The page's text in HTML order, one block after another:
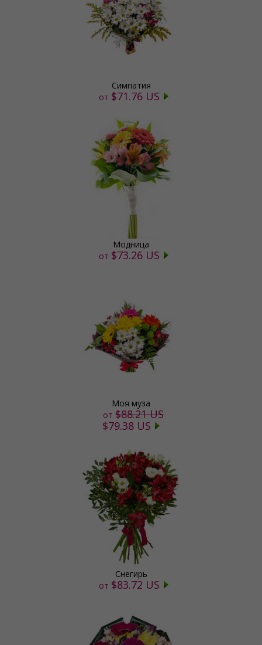
Симпатия
от $71.76 US
Модница
от $73.26 US
Моя муза
от $88.21 US
$79.38 US
Снегирь
от $83.72 US